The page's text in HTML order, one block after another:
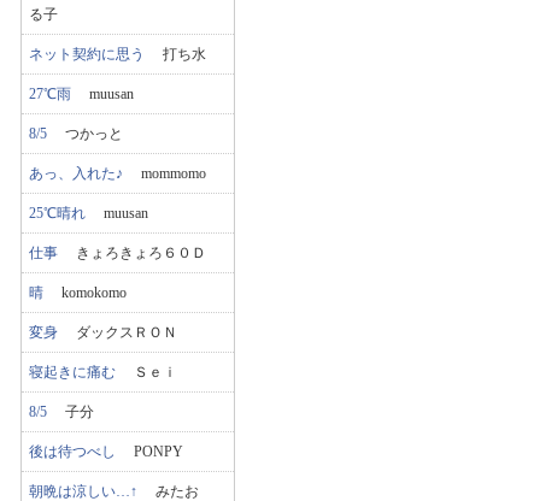
る子
ネット契約に思う 打ち水
27℃雨 muusan
8/5 つかっと
あっ、入れた♪ mommomo
25℃晴れ muusan
仕事 きょろきょろ６０Ｄ
晴 komokomo
変身 ダックスＲＯＮ
寝起きに痛む Ｓｅｉ
8/5 子分
後は待つべし PONPY
朝晩は涼しい…↑ みたお